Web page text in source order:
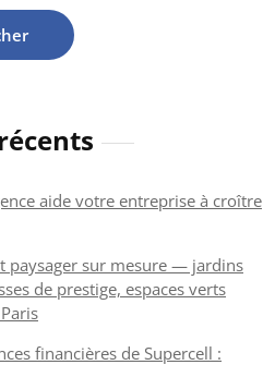
aide votre entreprise à croître
paysager sur mesure — jardins
de prestige, espaces verts
financières de Supercell :